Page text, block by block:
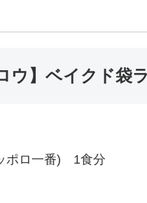
ウ】ベイクド袋
ポロ一番) 1食分